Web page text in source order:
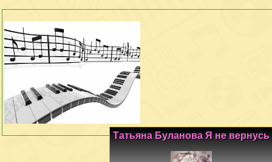
Татьяна Буланова Я не вернусь